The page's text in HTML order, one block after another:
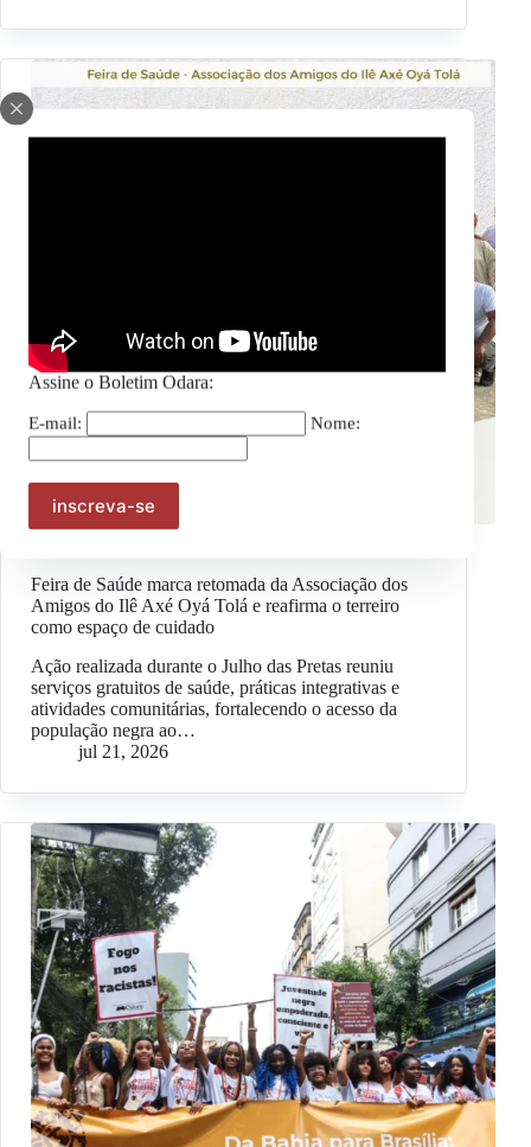
Assine o Boletim Odara:
E-mail: Nome:
Julho das Pretas
Feira de Saúde marca retomada da Associação dos
Amigos do Ilê Axé Oyá Tolá e reafirma o terreiro
como espaço de cuidado
Ação realizada durante o Julho das Pretas reuniu
serviços gratuitos de saúde, práticas integrativas e
atividades comunitárias, fortalecendo o acesso da
população negra ao…
jul 21, 2026